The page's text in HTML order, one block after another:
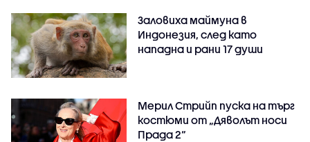
Заловиха маймуна в
Индонезия, след като
нападна и рани 17 души
Мерил Стрийп пуска на търг
костюми от „Дяволът носи
Прада 2“